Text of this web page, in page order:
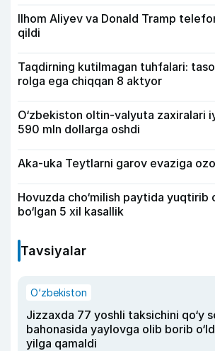
Ilhom Aliyev va Donald Tramp
qildi
Taqdirning kutilmagan tuhfalari:
rolga ega chiqqan 8 aktyor
O‘zbekiston oltin-valyuta zaxiralari
590 mln dollarga oshdi
Aka-uka Teytlarni garov evaziga
Hovuzda cho‘milish paytida yuqtirib
bo‘lgan 5 xil kasallik
Tavsiyalar
O‘zbekiston
Jizzaxda 77 yoshli taksichini qo‘y
bahonasida yaylovga olib borib
yilga qamaldi